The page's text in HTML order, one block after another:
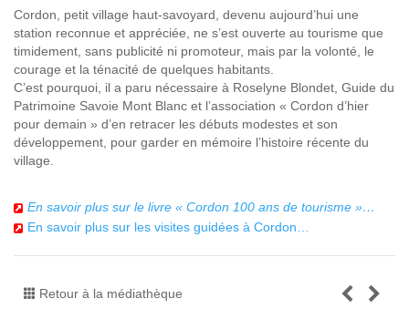
Cordon, petit village haut-savoyard, devenu aujourd’hui une
station reconnue et appréciée, ne s’est ouverte au tourisme que
timidement, sans publicité ni promoteur, mais par la volonté, le
courage et la ténacité de quelques habitants.
C’est pourquoi, il a paru nécessaire à Roselyne Blondet, Guide du
Patrimoine Savoie Mont Blanc et l’association « Cordon d’hier
pour demain » d’en retracer les débuts modestes et son
développement, pour garder en mémoire l’histoire récente du
village.
En savoir plus sur le livre « Cordon 100 ans de tourisme »…
En savoir plus sur les visites guidées à Cordon…
Retour à la médiathèque